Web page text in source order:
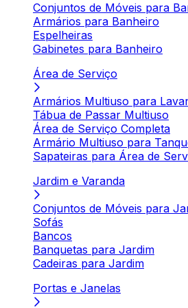
Conjuntos de Móveis para
Armários para Banheiro
Espelheiras
Gabinetes para Banheiro
Área de Serviço
Armários Multiuso para
Tábua de Passar Multiuso
Área de Serviço Completa
Armário Multiuso para
Sapateiras para Área de
Jardim e Varanda
Conjuntos de Móveis para
Sofás
Bancos
Banquetas para Jardim
Cadeiras para Jardim
Portas e Janelas